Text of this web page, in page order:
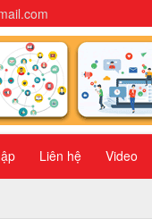
Liên hệ Video